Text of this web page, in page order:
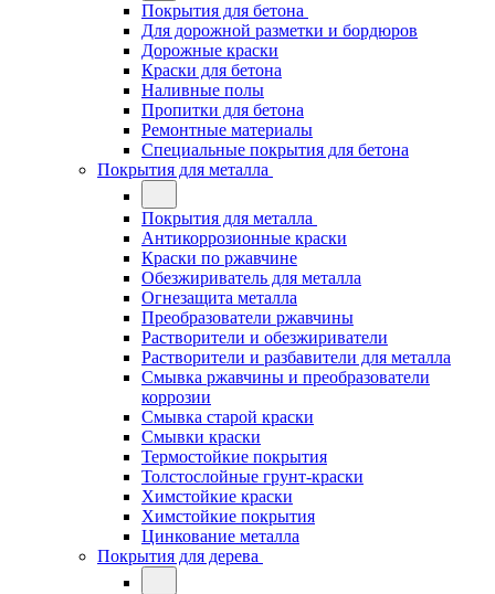
Покрытия для бетона
Для дорожной разметки и бордюров
Дорожные краски
Краски для бетона
Наливные полы
Пропитки для бетона
Ремонтные материалы
Специальные покрытия для бетона
Покрытия для металла
Покрытия для металла
Антикоррозионные краски
Краски по ржавчине
Обезжириватель для металла
Огнезащита металла
Преобразователи ржавчины
Растворители и обезжириватели
Растворители и разбавители для металла
Смывка ржавчины и преобразователи
коррозии
Смывка старой краски
Смывки краски
Термостойкие покрытия
Толстослойные грунт-краски
Химстойкие краски
Химстойкие покрытия
Цинкование металла
Покрытия для дерева